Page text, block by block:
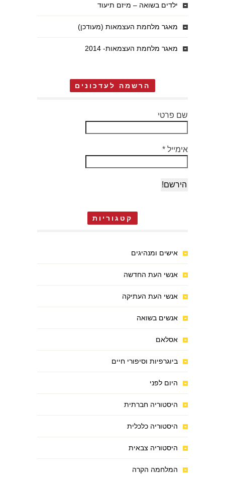
ילדים בשואה – מיזם תיעוד
מאגר מלחמת העצמאות (מעודכן)
מאגר מלחמת העצמאות- 2014
הרשמה לעדכונים
שם פרטי
אימייל *
קטגוריות
אישים ומנהיגים
אנשי העת החדשה
אנשי העת העתיקה
אנשים בשואה
אסלאם
ביוגרפיות וסיפורי חיים
היום לפני
היסטוריה חברתית
היסטוריה כלכלית
היסטוריה צבאית
המלחמה הקרה